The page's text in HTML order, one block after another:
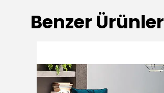
Benzer Ürünler